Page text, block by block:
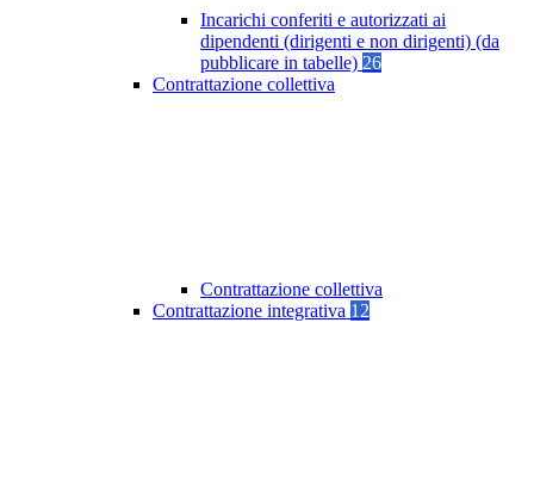
Incarichi conferiti e autorizzati ai
dipendenti (dirigenti e non dirigenti) (da
pubblicare in tabelle) 26
Contrattazione collettiva
Contrattazione collettiva
Contrattazione integrativa 12